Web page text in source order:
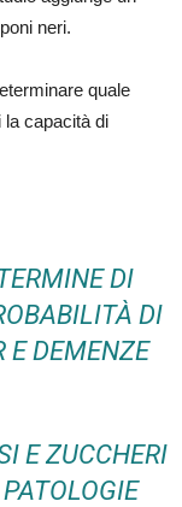
neri.
quale
la capacità di
DI
DI
DEMENZE
E ZUCCHERI